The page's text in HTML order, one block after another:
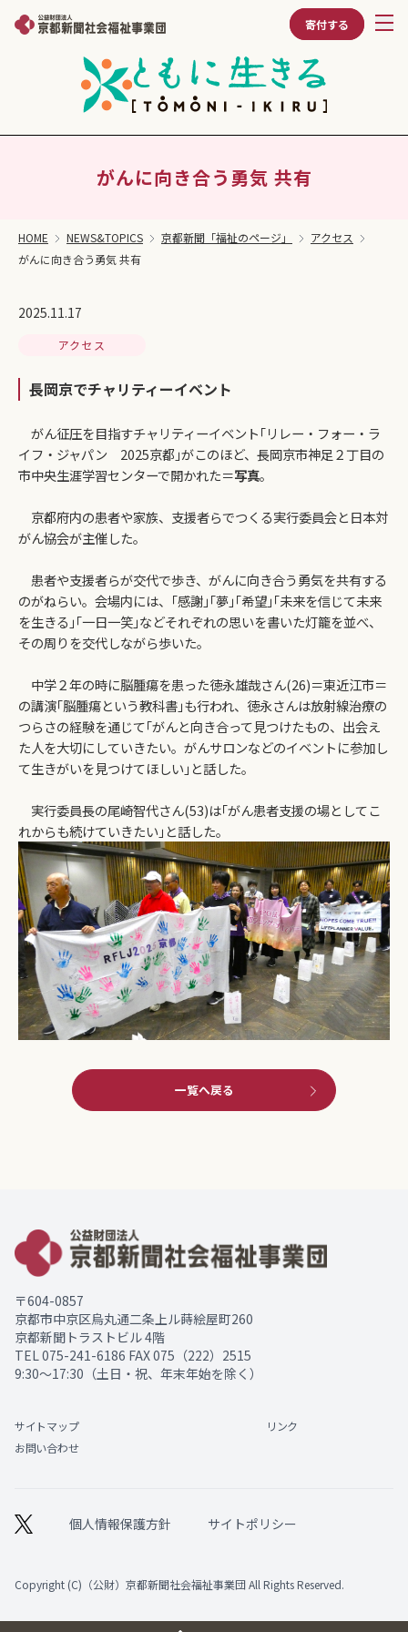
寄付する
がんに向き合う勇気 共有
HOME NEWS&TOPICS 京都新聞「福祉のページ」
アクセス
がんに向き合う勇気 共有
2025.11.17
アクセス
長岡京でチャリティーイベント
がん征圧を目指すチャリティーイベント｢リレー・フォー・ラ
イフ・ジャパン 2025京都｣がこのほど、長岡京市神足２丁目の
市中央生涯学習センターで開かれた＝写真。
京都府内の患者や家族、支援者らでつくる実行委員会と日本対
がん協会が主催した。
患者や支援者らが交代で歩き、がんに向き合う勇気を共有する
のがねらい。会場内には、｢感謝｣｢夢｣｢希望｣｢未来を信じて未来
を生きる｣｢一日一笑｣などそれぞれの思いを書いた灯籠を並べ、
その周りを交代しながら歩いた。
中学２年の時に脳腫瘍を患った徳永雄哉さん(26)＝東近江市＝
の講演｢脳腫瘍という教科書｣も行われ、徳永さんは放射線治療の
つらさの経験を通じて｢がんと向き合って見つけたもの、出会え
た人を大切にしていきたい。がんサロンなどのイベントに参加し
て生きがいを見つけてほしい｣と話した。
実行委員長の尾崎智代さん(53)は｢がん患者支援の場としてこ
れからも続けていきたい｣と話した。
一覧へ戻る
〒604-0857
京都市中京区烏丸通二条上ル蒔絵屋町260
京都新聞トラストビル 4階
TEL 075-241-6186 FAX 075（222）2515
9:30～17:30（土日・祝、年末年始を除く）
サイトマップ
リンク
お問い合わせ
個人情報保護方針 サイトポリシー
Copyright (C)（公財）京都新聞社会福祉事業団 All Rights Reserved.